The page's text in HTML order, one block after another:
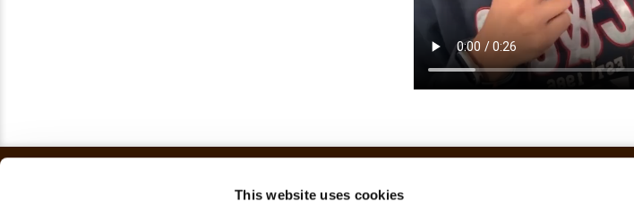
This website uses cookies